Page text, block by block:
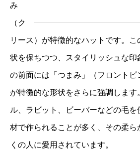
み
（ク
リース）が特徴的なハットです。
状を保ちつつ、スタイリッシュな印
の前面には「つまみ」（フロントピ
が特徴的な形状をさらに強調します
ル、ラビット、ビーバーなどの毛
材で作られることが多く、その柔ら
くの人に愛用されています。